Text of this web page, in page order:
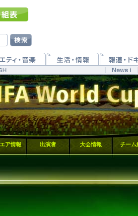
ア情報 出演者 大会情報 チーム